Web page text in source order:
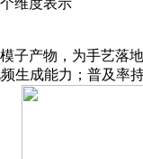
维度表示
产物，为手艺落地
生成能力；普及率